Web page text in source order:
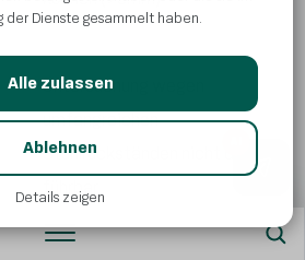
der Dienste gesammelt haben.
Alle zulassen
Ablehnen
Details zeigen
Untersuchung wegen
umfangreichen
Stuhlrückständen nicht durch
führbar